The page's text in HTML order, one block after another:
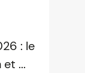
: le
...